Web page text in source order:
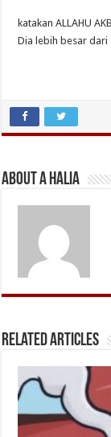
katakan ALLAHU
Dia lebih besar dari
About A Halia
Related Articles